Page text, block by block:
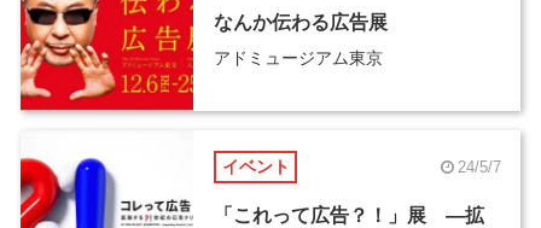
なんか伝わる広告展
アドミュージアム東京
イベント 24/5/7
「これって広告？！」展 ―拡